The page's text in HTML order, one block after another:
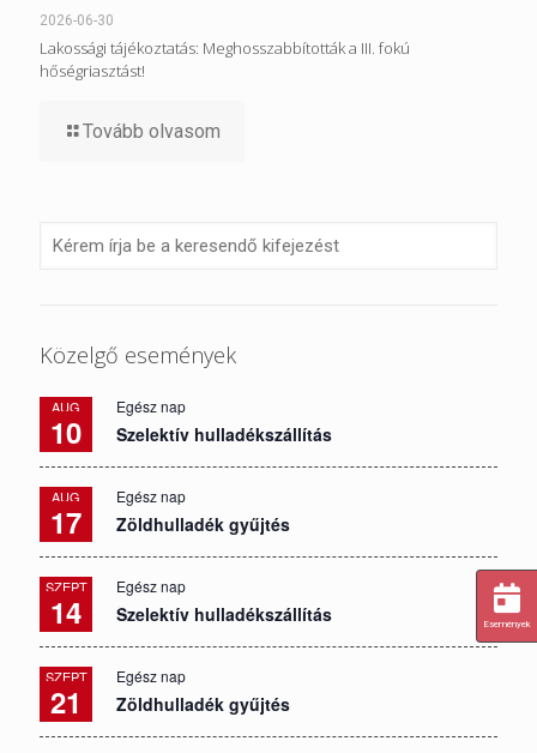
2026-06-30
Lakossági tájékoztatás: Meghosszabbították a III. fokú
hőségriasztást!
Tovább olvasom
Közelgő események
AUG
10
Egész nap
Szelektív hulladékszállítás
AUG
17
Egész nap
Zöldhulladék gyűjtés
SZEPT
14
Egész nap
Szelektív hulladékszállítás
SZEPT
21
Egész nap
Zöldhulladék gyűjtés
Események